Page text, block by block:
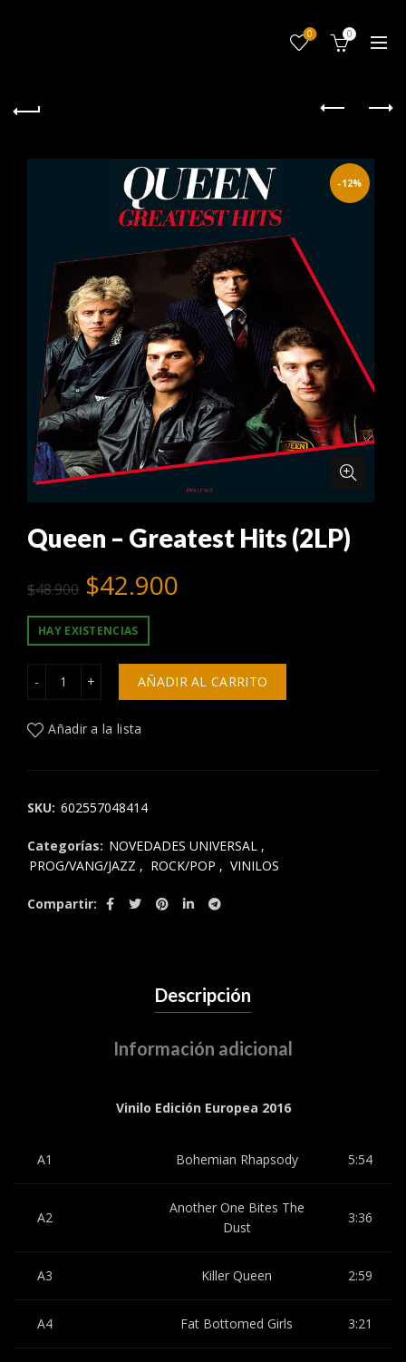
0 0
-12%
Queen – Greatest Hits (2LP)
$48.900 El
precio
original
era:
$48.900.
$42.900
actual
es:
HAY EXISTENCIAS
Queen - Greatest Hits (2LP) cantidad
AÑADIR AL CARRITO
Añadir a la lista
SKU: 602557048414
Categorías: NOVEDADES UNIVERSAL ,
PROG/VANG/JAZZ , ROCK/POP , VINILOS
Compartir
Descripción
Información adicional
Vinilo Edición Europea 2016
A1 Bohemian Rhapsody 5:54
A2
Another One Bites The
Dust
3:36
A3 Killer Queen 2:59
A4 Fat Bottomed Girls 3:21